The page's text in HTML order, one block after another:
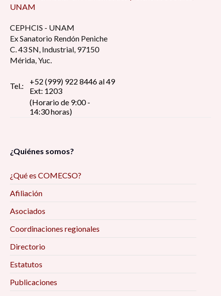
UNAM
CEPHCIS - UNAM
Ex Sanatorio Rendón Peniche
C. 43 SN, Industrial, 97150
Mérida, Yuc.
Tel.:
+52 (999) 922 8446 al 49
Ext: 1203
(Horario de 9:00 -
14:30 horas)
¿Quiénes somos?
¿Qué es COMECSO?
Afiliación
Asociados
Coordinaciones regionales
Directorio
Estatutos
Publicaciones